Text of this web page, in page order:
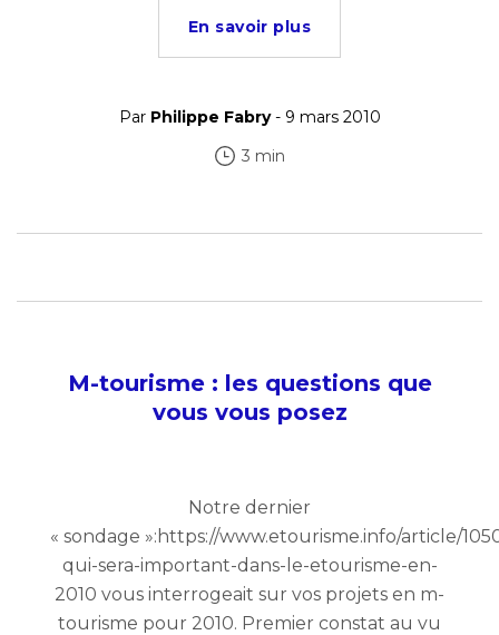
En savoir plus
Par Philippe Fabry- 9 mars 2010
3 min
M-tourisme : les questions que
vous vous posez
Notre dernier
« sondage »:https://www.etourisme.info/article/
qui-sera-important-dans-le-etourisme-en-
2010 vous interrogeait sur vos projets en m-
tourisme pour 2010. Premier constat au vu